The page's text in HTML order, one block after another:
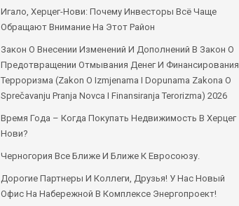
Игало, Херцег-Нови: Почему Инвесторы Всё Чаще
Обращают Внимание На Этот Район
Закон О Внесении Изменений И Дополнений В Закон О
Предотвращении Отмывания Денег И Финансирования
Терроризма (Zakon O Izmjenama I Dopunama Zakona O
Sprečavanju Pranja Novca I Finansiranja Terorizma) 2026
Время Года – Когда Покупать Недвижимость В Херцег
Нови?
Черногория Все Ближе И Ближе К Евросоюзу.
Дорогие Партнеры И Коллеги, Друзья! У Нас Новый
Офис На Набережной В Комплексе Энергопроект!